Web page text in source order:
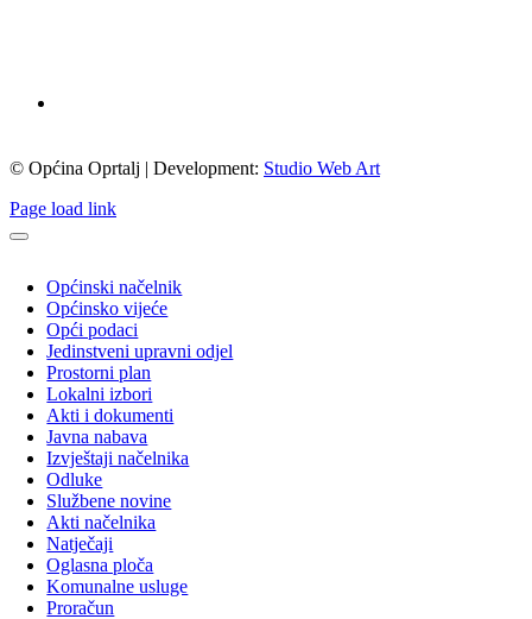
© Općina Oprtalj | Development: Studio Web Art
Page load link
Općinski načelnik
Općinsko vijeće
Opći podaci
Jedinstveni upravni odjel
Prostorni plan
Lokalni izbori
Akti i dokumenti
Javna nabava
Izvještaji načelnika
Odluke
Službene novine
Akti načelnika
Natječaji
Oglasna ploča
Komunalne usluge
Proračun